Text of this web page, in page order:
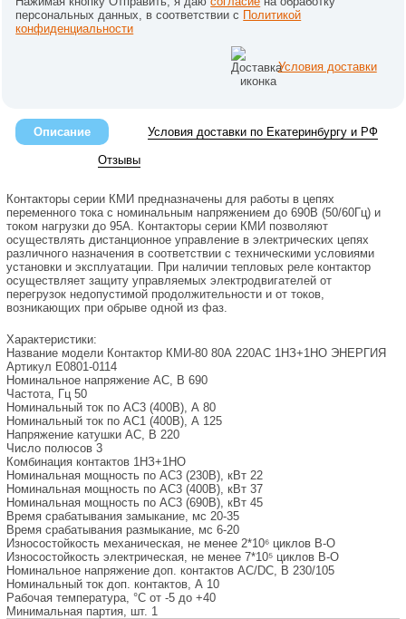
персональных данных, в соответствии с Политикой
конфиденциальности
Условия доставки
Описание Условия доставки по Екатеринбургу и РФ
Отзывы
Контакторы серии КМИ предназначены для работы в цепях
переменного тока с номинальным напряжением до 690В (50/60Гц) и
током нагрузки до 95А. Контакторы серии КМИ позволяют
осуществлять дистанционное управление в электрических цепях
различного назначения в соответствии с техническими условиями
установки и эксплуатации. При наличии тепловых реле контактор
осуществляет защиту управляемых электродвигателей от
перегрузок недопустимой продолжительности и от токов,
возникающих при обрыве одной из фаз.
Характеристики:
Название модели Контактор КМИ-80 80А 220AC 1НЗ+1НО ЭНЕРГИЯ
Артикул Е0801-0114
Номинальное напряжение AC, В 690
Частота, Гц 50
Номинальный ток по AC3 (400В), А 80
Номинальный ток по AC1 (400В), А 125
Напряжение катушки AC, В 220
Число полюсов 3
Комбинация контактов 1НЗ+1НО
Номинальная мощность по АС3 (230В), кВт 22
Номинальная мощность по АС3 (400В), кВт 37
Номинальная мощность по АС3 (690В), кВт 45
Время срабатывания замыкание, мс 20-35
Время срабатывания размыкание, мс 6-20
Износостойкость механическая, не менее 2*10⁶ циклов В-О
Износостойкость электрическая, не менее 7*10⁵ циклов В-О
Номинальное напряжение доп. контактов AC/DC, В 230/105
Номинальный ток доп. контактов, А 10
Рабочая температура, °С от -5 до +40
Минимальная партия, шт. 1